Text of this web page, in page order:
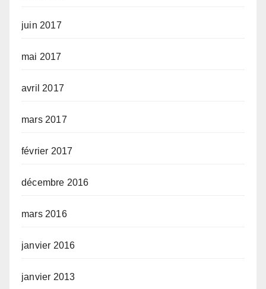
juin 2017
mai 2017
avril 2017
mars 2017
février 2017
décembre 2016
mars 2016
janvier 2016
janvier 2013